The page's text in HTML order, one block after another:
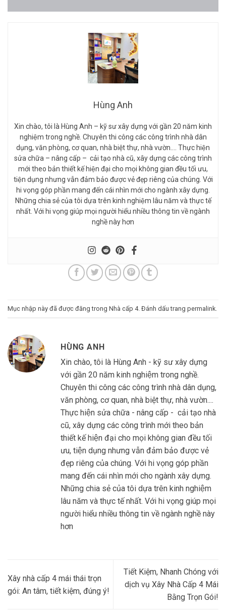
Hùng Anh
Xin chào, tôi là Hùng Anh – kỹ sư xây dựng với gần 20 năm kinh
nghiệm trong nghề. Chuyên thi công các công trình nhà dân
dụng, văn phòng, cơ quan, nhà biệt thự, nhà vườn…. Thực hiện
sửa chữa – nâng cấp – cải tạo nhà cũ, xây dựng các công trình
mới theo bản thiết kế hiện đại cho mọi không gian đều tối ưu,
tiện dụng nhưng vẫn đảm bảo được vẻ đẹp riêng của chúng. Với
hi vọng góp phần mang đến cái nhìn mới cho ngành xây dựng.
Những chia sẻ của tôi dựa trên kinh nghiệm lâu năm và thực tế
nhất. Với hi vọng giúp mọi người hiểu nhiều thông tin về ngành
nghề này hơn
Mục nhập này đã được đăng trong Nhà cấp 4. Đánh dấu trang permalink
HÙNG ANH
Xin chào, tôi là Hùng Anh - kỹ sư xây dựng
với gần 20 năm kinh nghiệm trong nghề.
Chuyên thi công các công trình nhà dân dụng,
văn phòng, cơ quan, nhà biệt thự, nhà vườn....
Thực hiện sửa chữa - nâng cấp - cải tạo nhà
cũ, xây dựng các công trình mới theo bản
thiết kế hiện đại cho mọi không gian đều tối
ưu, tiện dụng nhưng vẫn đảm bảo được vẻ
đẹp riêng của chúng. Với hi vọng góp phần
mang đến cái nhìn mới cho ngành xây dựng.
Những chia sẻ của tôi dựa trên kinh nghiệm
lâu năm và thực tế nhất. Với hi vọng giúp mọi
người hiểu nhiều thông tin về ngành nghề này
hơn
Xây nhà cấp 4 mái thái trọn
gói: An tâm, tiết kiệm, đúng ý!
Tiết Kiệm, Nhanh Chóng với
dịch vụ Xây Nhà Cấp 4 Mái
Bằng Trọn Gói!